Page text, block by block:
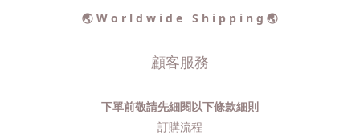
🌏 W o r l d w i d e S h i p p i n g 🌏
顧客服務
下單前敬請先細閱以下條款細則
訂購流程​